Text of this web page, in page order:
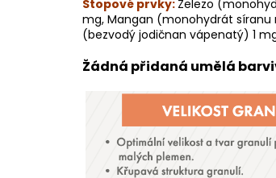
Stopové prvky: Železo
mg, Mangan (monohydrát
(bezvodý jodičnan vápenatý) 1
Žádná přidaná umělá